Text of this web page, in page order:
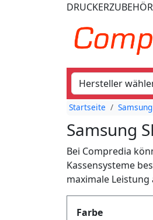
DRUCKERZUBEHÖR
Startseite Samsung
Samsung
Bei Compredia
Kassensysteme
maximale
Produktfilter
Farbe